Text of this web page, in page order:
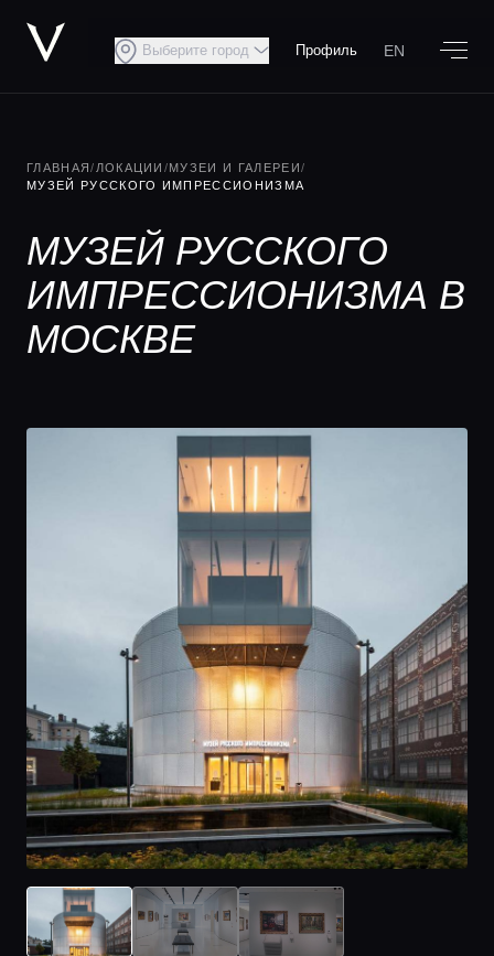
Выберите город Профиль EN
ГЛАВНАЯ/ ЛОКАЦИИ /МУЗЕИ И ГАЛЕРЕИ/
МУЗЕЙ РУССКОГО ИМПРЕССИОНИЗМА
МУЗЕЙ РУССКОГО
ИМПРЕССИОНИЗМА В
МОСКВЕ